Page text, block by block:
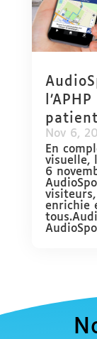
Nov 6,
En
visuelle,
6
enrichie